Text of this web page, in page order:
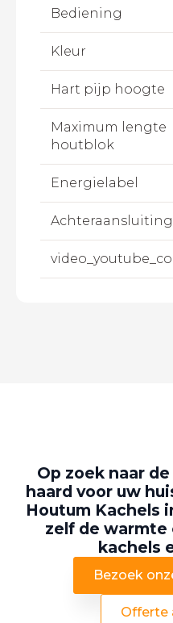
Bediening
Kleur
Hart pijp hoogte
Maximum lengte
houtblok
Energielabel
Achteraansluiting
Op zoek naar
haard voor uw
Houtum Kachels
zelf de warmte
kachels
Bezoek
Offerte